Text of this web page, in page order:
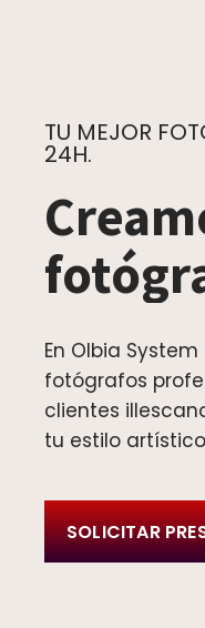
TU MEJOR
24H.
En Olbia
fotógrafos
clientes
tu estilo
SOLICITAR